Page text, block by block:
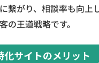
繋がり、相談率も向上
の王道戦略です。
化サイトのメリット